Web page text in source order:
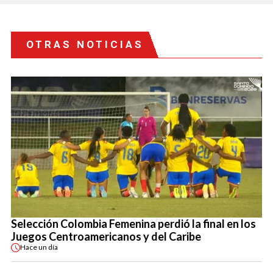
OTRAS NOTICIAS
Selección Colombia Femenina perdió la final en los
Juegos Centroamericanos y del Caribe
Haceun día